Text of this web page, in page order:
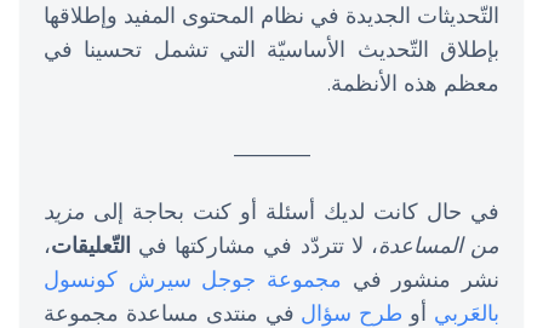
التّحديثات الجديدة في نظام المحتوى المفيد وإطلاقها
بإطلاق التّحديث الأساسيّة التي تشمل تحسينا في
معظم هذه الأنظمة.
في حال كانت لديك أسئلة أو كنت بحاجة إلى مزيد
من المساعدة، لا تتردّد في مشاركتها في التّعليقات،
نشر منشور في مجموعة جوجل سيرش كونسول
بالعَربي أو طرح سؤال في منتدى مساعدة مجموعة